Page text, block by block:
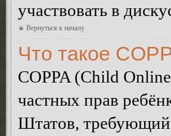
участвовать в
Вернуться к началу
Что такое
COPPA (Child
частных прав
Штатов, требующий